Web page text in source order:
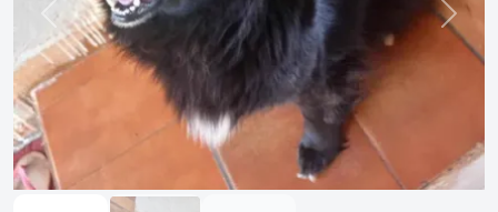
Previous Next